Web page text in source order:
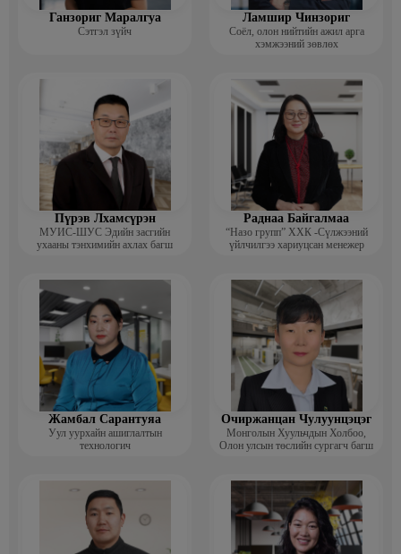
Ганзориг Маралгуа
Сэтгэл зүйч
Ламшир Чинзориг
Соёл, олон нийтийн ажил арга
хэмжээний зөвлөх
Пүрэв Лхамсүрэн
МУИС-ШУС Эдийн засгийн
ухааны тэнхимийн ахлах багш
Раднаа Байгалмаа
“Назо групп” ХХК -Сүлжээний
үйлчилгээ хариуцсан менежер
Жамбал Сарантуяа
Уул уурхайн ашиглалтын
технологич
Очиржанцан Чулуунцэцэг
Монголын Хуульчдын Холбоо,
Олон улсын төслийн сургагч багш